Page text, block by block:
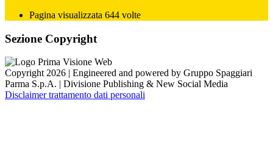
Pagina visualizzata 644 volte
Sezione Copyright
Copyright 2026 | Engineered and powered by Gruppo Spaggiari
Parma S.p.A. | Divisione Publishing & New Social Media
Disclaimer trattamento dati personali